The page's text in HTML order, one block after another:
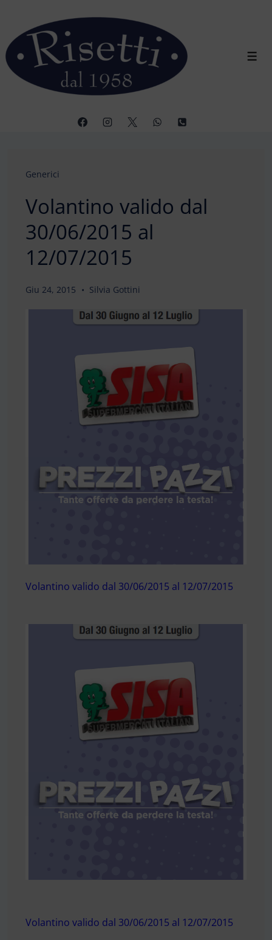
contenuto
principale
Generici
Volantino valido dal
30/06/2015 al
12/07/2015
Giu 24, 2015 Silvia Gottini
Volantino valido dal 30/06/2015 al 12/07/2015
Volantino valido dal 30/06/2015 al 12/07/2015